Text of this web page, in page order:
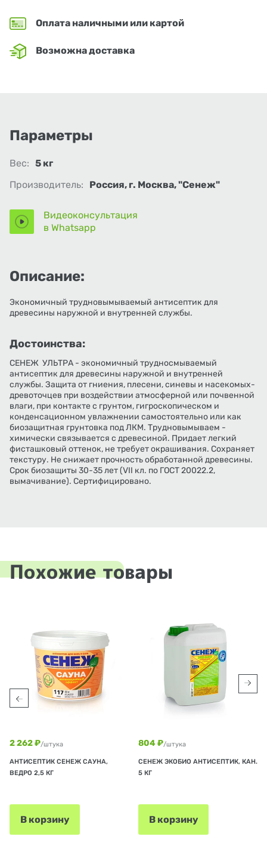
Оплата наличными или картой
Возможна доставка
Параметры
Вес: 5 кг
Производитель:
Россия, г. Москва, "Сенеж"
Видеоконсультация
в Whatsapp
Описание:
Экономичный трудновымываемый антисептик для
древесины наружной и внутренней службы.
Достоинства:
СЕНЕЖ УЛЬТРА - экономичный трудносмываемый
антисептик для древесины наружной и внутренней
службы. Защита от гниения, плесени, синевы и насекомых-
древоточцев при воздействии атмосферной или почвенной
влаги, при контакте с грунтом, гигроскопическом и
конденсационном увлажнении самостоятельно или как
биозащитная грунтовка под ЛКМ. Трудновымываем -
химически связывается с древесиной. Придает легкий
фисташковый оттенок, не требует окрашивания. Сохраняет
текстуру. Не снижает прочность обработанной древесины.
Срок биозащиты 30-35 лет (VII кл. по ГОСТ 20022.2,
вымачивание). Сертифицировано.
Похожие товары
2 262 ₽/штука
АНТИСЕПТИК СЕНЕЖ САУНА,
ВЕДРО 2,5 КГ
В корзину
804 ₽/штука
СЕНЕЖ ЭКОБИО АНТИСЕПТИК, КАН.
5 КГ
В корзину